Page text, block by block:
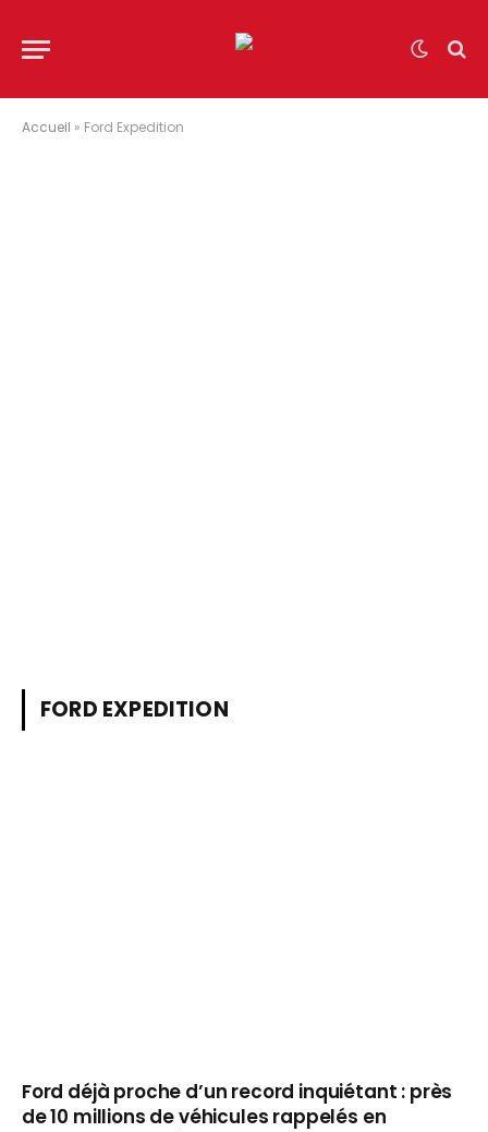
Accueil » Ford Expedition
FORD EXPEDITION
Ford déjà proche d’un record inquiétant : près
de 10 millions de véhicules rappelés en